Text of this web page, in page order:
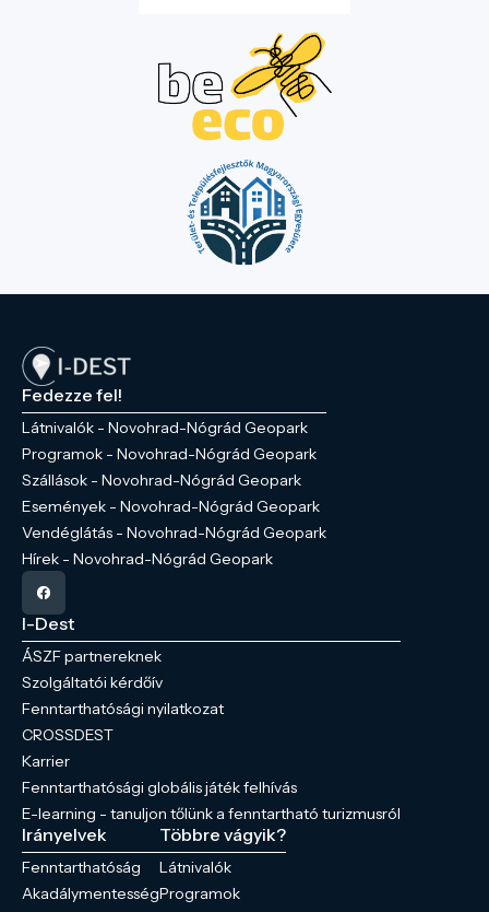
Fedezze fel!
Látnivalók - Novohrad-Nógrád Geopark
Programok - Novohrad-Nógrád Geopark
Szállások - Novohrad-Nógrád Geopark
Események - Novohrad-Nógrád Geopark
Vendéglátás - Novohrad-Nógrád Geopark
Hírek - Novohrad-Nógrád Geopark
I-Dest
ÁSZF partnereknek
Szolgáltatói kérdőív
Fenntarthatósági nyilatkozat
CROSSDEST
Karrier
Fenntarthatósági globális játék felhívás
E-learning - tanuljon tőlünk a fenntartható turizmusról
Irányelvek
Fenntarthatóság
Akadálymentesség
Többre vágyik?
Látnivalók
Programok